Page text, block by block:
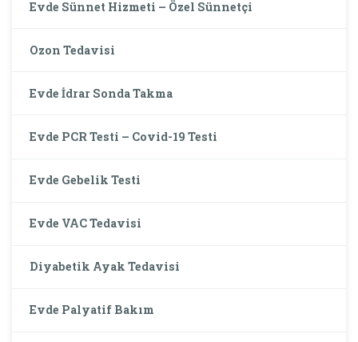
Evde Sünnet Hizmeti – Özel Sünnetçi
Ozon Tedavisi
Evde İdrar Sonda Takma
Evde PCR Testi – Covid-19 Testi
Evde Gebelik Testi
Evde VAC Tedavisi
Diyabetik Ayak Tedavisi
Evde Palyatif Bakım